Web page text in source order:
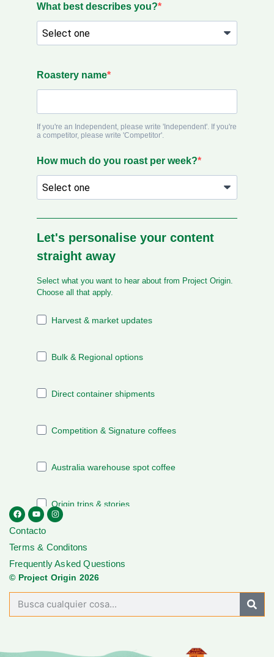
Contacto
Terms & Conditons
Frequently Asked Questions
© Project Origin 2026